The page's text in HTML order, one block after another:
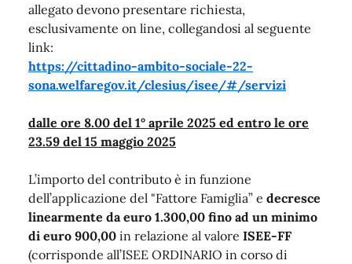
allegato devono presentare richiesta,
esclusivamente on line, collegandosi al seguente
link:
https://cittadino-ambito-sociale-22-
sona.welfaregov.it/clesius/isee/#/servizi
dalle ore 8.00 del 1° aprile 2025 ed entro le ore
23.59 del 15 maggio 2025
L’importo del contributo è in funzione
dell’applicazione del "Fattore Famiglia” e decresce
linearmente da euro 1.300,00 fino ad un minimo
di euro 900,00 in relazione al valore ISEE-FF
(corrisponde all’ISEE ORDINARIO in corso di